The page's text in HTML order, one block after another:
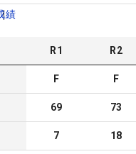
績
R1 R2
F F
69 73
7 18